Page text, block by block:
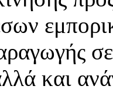
σε
και